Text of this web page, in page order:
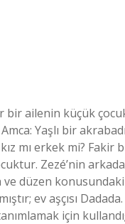
bir ailenin küçük
Yaşlı bir
mı erkek mi? Fakir
Zezé’nin
düzen konusundaki
ev aşçısı
için